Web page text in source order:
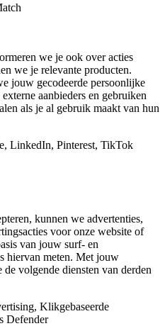
we je ook over acties
we je relevante producten.
jouw gecodeerde persoonlijke
aanbieders en gebruiken
als je al gebruik maakt van hun
LinkedIn, Pinterest, TikTok
kunnen we advertenties,
voor onze website of
van jouw surf- en
hiervan meten. Met jouw
volgende diensten van derden
Klikgebaseerde
Defender